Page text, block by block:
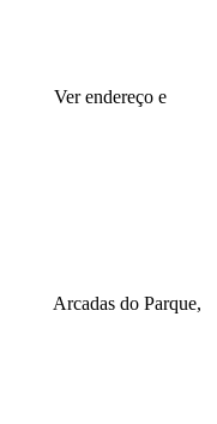
Ver endereço e
Arcadas do Parque,